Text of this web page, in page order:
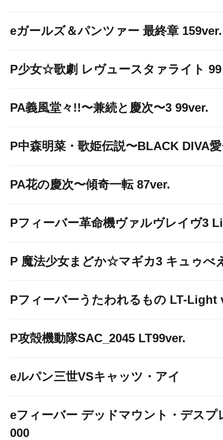
eガールズ＆パンツァー 最終章 159ver.
P少女☆歌劇 レヴュースタァライト 99
PA義風堂々!!〜兼続と慶次〜3 99ver.
P中森明菜・歌姫伝説〜BLACK DIVA
PA花の慶次〜傾奇一転 87ver.
Pフィーバー革命機ヴァルヴレイヴ3
P 魔法少女まどか☆マギカ3 キュゥべ
Pフィーバーうたわれるもの LT-Light
P攻殻機動隊SAC_2045 LT99ver.
eルパン三世VSキャッツ・アイ
eフィーバー デッドマウント・デスプ
000